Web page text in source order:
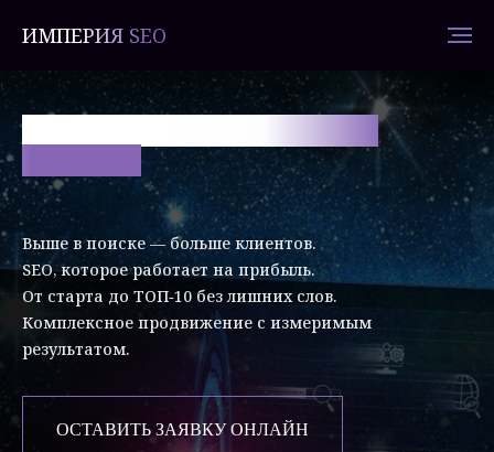
ИМПЕРИЯ SEO
Выше в поиске — больше клиентов.
SEO, которое работает на прибыль.
От старта до ТОП‑10 без лишних слов.
Комплексное продвижение с измеримым
результатом.
ОСТАВИТЬ ЗАЯВКУ ОНЛАЙН